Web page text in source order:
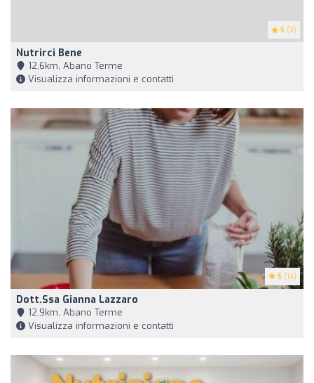
5 (3)
Nutrirci Bene
12,6km, Abano Terme
Visualizza informazioni e contatti
5 (14)
Dott.ssa Gianna Lazzaro
12,9km, Abano Terme
Visualizza informazioni e contatti